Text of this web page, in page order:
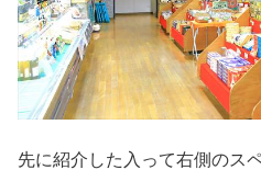
先に紹介した入って右側のス